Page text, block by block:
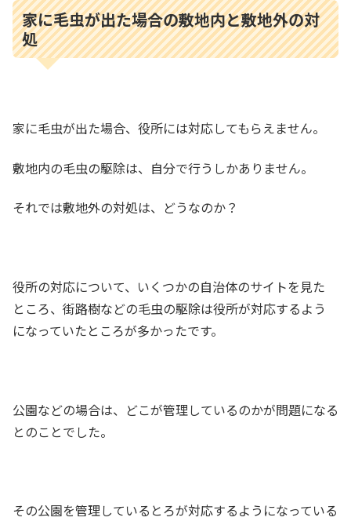
家に毛虫が出た場合の敷地内と敷地外の対
処
家に毛虫が出た場合、役所には対応してもらえません。
敷地内の毛虫の駆除は、自分で行うしかありません。
それでは敷地外の対処は、どうなのか？
役所の対応について、いくつかの自治体のサイトを見た
ところ、街路樹などの毛虫の駆除は役所が対応するよう
になっていたところが多かったです。
公園などの場合は、どこが管理しているのかが問題になる
とのことでした。
その公園を管理しているとろが対応するようになっている